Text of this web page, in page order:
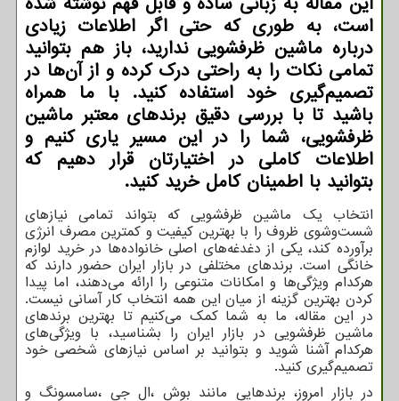
است، به طوری که حتی اگر اطلاعات زیادی
درباره ماشین ظرفشویی ندارید، باز هم بتوانید
تمامی نکات را به راحتی درک کرده و از آن‌ها در
تصمیم‌گیری خود استفاده کنید. با ما همراه
باشید تا با بررسی دقیق برندهای معتبر ماشین
ظرفشویی، شما را در این مسیر یاری کنیم و
اطلاعات کاملی در اختیارتان قرار دهیم که
بتوانید با اطمینان کامل خرید کنید.
انتخاب یک ماشین ظرفشویی که بتواند تمامی نیازهای
شست‌وشوی ظروف را با بهترین کیفیت و کمترین مصرف انرژی
برآورده کند، یکی از دغدغه‌های اصلی خانواده‌ها در خرید لوازم
خانگی است. برندهای مختلفی در بازار ایران حضور دارند که
هرکدام ویژگی‌ها و امکانات متنوعی را ارائه می‌دهند، اما پیدا
کردن بهترین گزینه از میان این همه انتخاب کار آسانی نیست.
در این مقاله، ما به شما کمک می‌کنیم تا بهترین برندهای
ماشین ظرفشویی در بازار ایران را بشناسید، با ویژگی‌های
هرکدام آشنا شوید و بتوانید بر اساس نیازهای شخصی خود
تصمیم‌گیری کنید.
در بازار امروز، برندهایی مانند بوش ،ال جی ،سامسونگ و